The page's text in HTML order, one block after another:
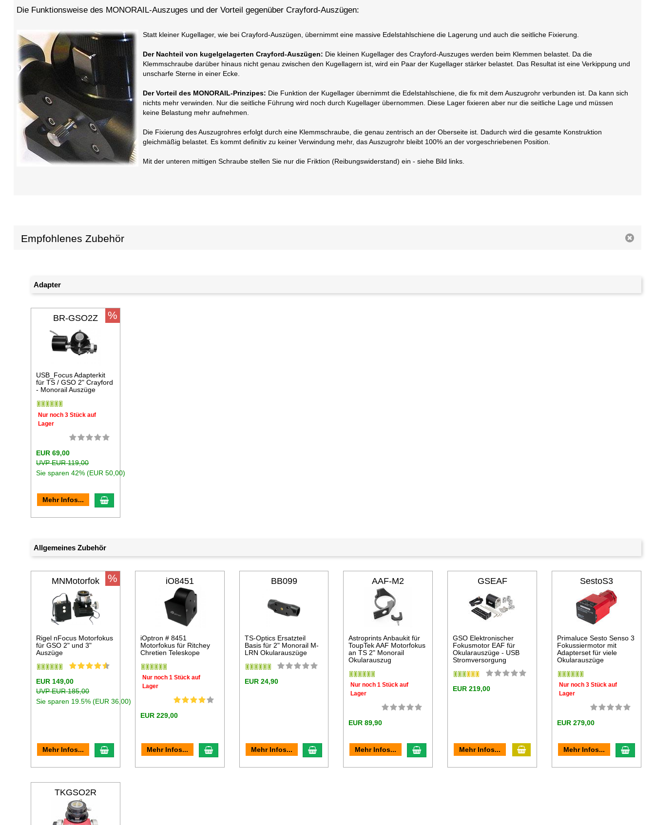
Die Funktionsweise des MONORAIL-Auszuges und der Vorteil gegenüber Crayford-Auszügen:
Statt kleiner Kugellager, wie bei Crayford-Auszügen, übernimmt eine massive Edelstahlschiene die Lagerung und auch die seitliche Fixierung.
Der Nachteil von kugelgelagerten Crayford-Auszügen: Die kleinen Kugellager des Crayford-Auszuges werden beim Klemmen belastet. Da die
Klemmschraube darüber hinaus nicht genau zwischen den Kugellagern ist, wird ein Paar der Kugellager stärker belastet. Das Resultat ist eine Verkippung und
unscharfe Sterne in einer Ecke.
Der Vorteil des MONORAIL-Prinzipes: Die Funktion der Kugellager übernimmt die Edelstahlschiene, die fix mit dem Auszugrohr verbunden ist. Da kann sich
nichts mehr verwinden. Nur die seitliche Führung wird noch durch Kugellager übernommen. Diese Lager fixieren aber nur die seitliche Lage und müssen
keine Belastung mehr aufnehmen.
Die Fixierung des Auszugrohres erfolgt durch eine Klemmschraube, die genau zentrisch an der Oberseite ist. Dadurch wird die gesamte Konstruktion
gleichmäßig belastet. Es kommt definitiv zu keiner Verwindung mehr, das Auszugrohr bleibt 100% an der vorgeschriebenen Position.
Mit der unteren mittigen Schraube stellen Sie nur die Friktion (Reibungswiderstand) ein - siehe Bild links.
Empfohlenes Zubehör
Adapter
BR-GSO2Z
USB_Focus Adapterkit
für TS / GSO 2" Crayford
- Monorail Auszüge
Nur noch 3 Stück auf
Lager
EUR 69,00
UVP EUR 119,00
Sie sparen 42% (EUR 50,00)
Mehr Infos... In den Warenkorb
%
Allgemeines Zubehör
MNMotorfok
Rigel nFocus Motorfokus
für GSO 2" und 3"
Auszüge
EUR 149,00
UVP EUR 185,00
Sie sparen 19.5% (EUR 36,00)
Mehr Infos... In den Warenkorb
% iO8451
iOptron # 8451
Motorfokus für Ritchey
Chretien Teleskope
Nur noch 1 Stück auf
Lager
EUR 229,00
Mehr Infos... In den Warenkorb
BB099
TS-Optics Ersatzteil
Basis für 2" Monorail M-
LRN Okularauszüge
EUR 24,90
Mehr Infos... In den Warenkorb
AAF-M2
Astroprints Anbaukit für
ToupTek AAF Motorfokus
an TS 2" Monorail
Okularauszug
Nur noch 1 Stück auf
Lager
EUR 89,90
Mehr Infos... In den Warenkorb
GSEAF
GSO Elektronischer
Fokusmotor EAF für
Okularauszüge - USB
Stromversorgung
EUR 219,00
Mehr Infos... In den Warenkorb
SestoS3
Primaluce Sesto Senso 3
Fokussiermotor mit
Adapterset für viele
Okularauszüge
Nur noch 3 Stück auf
Lager
EUR 279,00
Mehr Infos... In den
TKGSO2R